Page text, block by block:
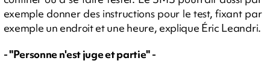
exemple donner des instructions pour le test, fixant par
exemple un endroit et une heure, explique Éric Leandri.
- "Personne n'est juge et partie" -